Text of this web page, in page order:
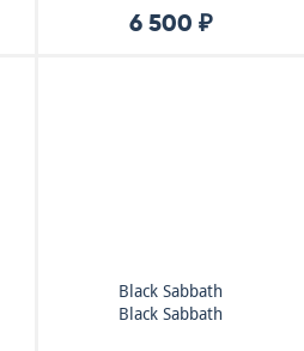
6 500 ₽
Black Sabbath
Black Sabbath